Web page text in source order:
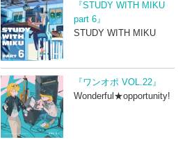
『STUDY WITH MIKU
part 6』
STUDY WITH MIKU
『ワンオポ VOL.22』
Wonderful★opportunity!